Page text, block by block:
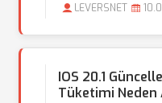
LEVERSNET
IOS 20.1
Tüketimi Neden